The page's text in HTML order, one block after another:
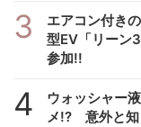
3
エアコン付き
型EV「リーン
参加!!
4
ウォッシャー
メ!? 意外と知